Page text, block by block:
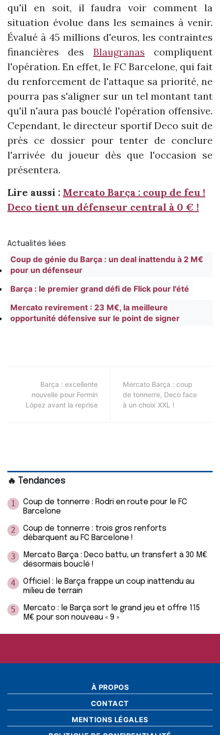
qu'il en soit, il faudra voir comment la
situation évolue dans les semaines à venir.
Évalué à 45 millions d'euros, les contraintes
financières des Blaugranas compliquent
l'opération. En effet, le FC Barcelone, qui fait
du renforcement de l'attaque sa priorité, ne
pourra pas s'aligner sur un tel montant tant
qu'il n'aura pas bouclé l'opération offensive.
Cependant, le directeur sportif Deco suit de
près ce dossier pour tenter de conclure
l'arrivée du joueur dès que l'occasion se
présentera.
Lire aussi : Mercato Barça : coup de feu !
Deco tient un défenseur central à 0 € !
Actualités liées
Coup de génie du Barça : un deal inattendu à 2 M€
pour un défenseur
Barça : le premier grand défi de Flick pour l'été
Mercato revirement : 23 M€, la meilleure
opportunité défensive sur le point de signer
Barça : excellente
nouvelle pour Fermín
López avant la reprise
Mercato Barça : coup
de tonnerre, Deco face
à un choix XXL !
🔥 Tendances
1
Coup de tonnerre : Rodri en route pour le FC
Barcelone
2
Coup de tonnerre : trois gros renforts
débarquent au FC Barcelone !
3
Mercato Barça : Deco battu, un transfert à 30 M€
désormais bouclé !
4
Officiel : le Barça frappe un coup inattendu au
milieu de terrain
5
Mercato : le Barça sort le grand jeu et offre 115
M€ pour son nouveau « 9 »
À PROPOS
CONTACT
MENTIONS LÉGALES